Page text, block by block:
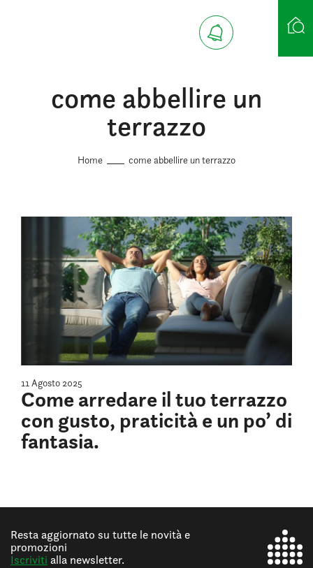
come abbellire un
terrazzo
Home come abbellire un terrazzo
11 Agosto 2025
Come arredare il tuo terrazzo
con gusto, praticità e un po’ di
fantasia.
Resta aggiornato su tutte le novità e
promozioni
Iscriviti alla newsletter.